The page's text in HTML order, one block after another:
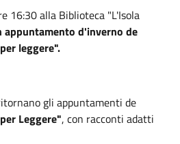
16:30 alla Biblioteca "L'Isola
appuntamento d'inverno de
leggere".
gli appuntamenti de
Leggere", con racconti adatti